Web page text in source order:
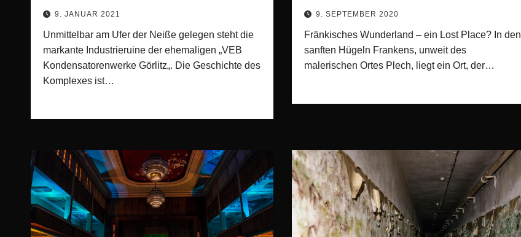
9. JANUAR 2021
Unmittelbar am Ufer der Neiße gelegen steht die
markante Industrieruine der ehemaligen „VEB
Kondensatorenwerke Görlitz„. Die Geschichte des
Komplexes ist…
9. SEPTEMBER 2020
Fränkisches Wunderland – ein Lost Place? In den
sanften Hügeln Frankens, unweit des
malerischen Ortes Plech, liegt ein Ort, der…